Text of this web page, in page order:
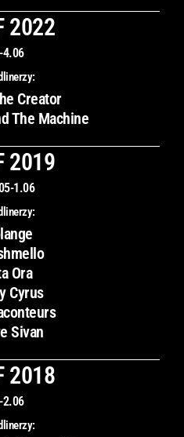
2022
4.06
Creator
The Machine
2019
1.06
Ora
Cyrus
Sivan
2018
2.06